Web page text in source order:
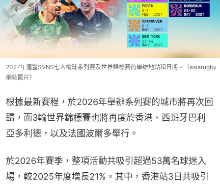
2027年滙豐SVNS七人欖球系列賽及世界錦標賽的舉辦地點和日期。（asiarugby
網站圖片）
根據最新賽程，於2026年舉辦系列賽的城市將再次回
歸，而3輪世界錦標賽也將再度於香港、西班牙巴利
亞多利德，以及法國波爾多舉行。
於2026年賽季，整項活動共吸引超過53萬名球迷入
場，較2025年度增長21%。其中，香港站3日共吸引